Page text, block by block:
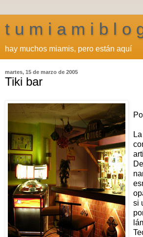
t u m i a m i b l o
hay muchos miamis, pero están aquí
martes, 15 de marzo de 2005
Tiki bar
si